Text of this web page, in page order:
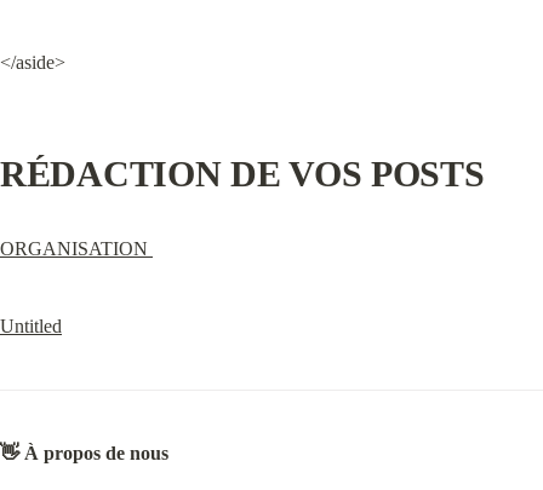
</aside>
RÉDACTION DE VOS POSTS
ORGANISATION
Untitled
👋 À propos de nous